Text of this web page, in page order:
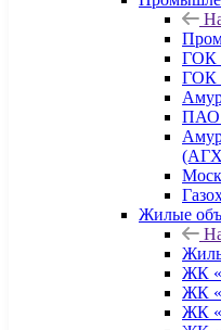
ГОК
ГОК
ПАО
Жилые
ЖК
ЖК
ЖК